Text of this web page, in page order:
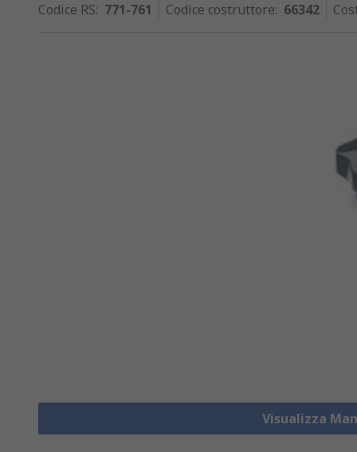
Codice RS: 771-761 Codice costruttore: 66342
Visualizza